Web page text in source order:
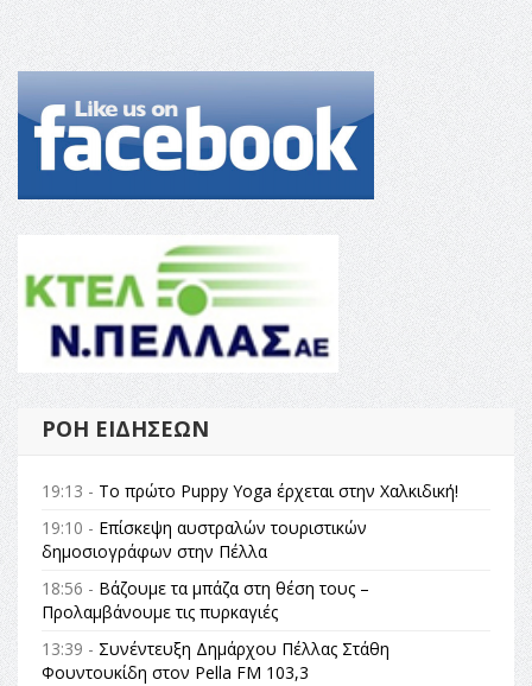
ΡΟΉ ΕΙΔΉΣΕΩΝ
19:13 - Το πρώτο Puppy Yoga έρχεται στην Χαλκιδική!
19:10 - Επίσκεψη αυστραλών τουριστικών
δημοσιογράφων στην Πέλλα
18:56 - Βάζουμε τα μπάζα στη θέση τους –
Προλαμβάνουμε τις πυρκαγιές
13:39 - Συνέντευξη Δημάρχου Πέλλας Στάθη
Φουντουκίδη στον Pella FM 103,3